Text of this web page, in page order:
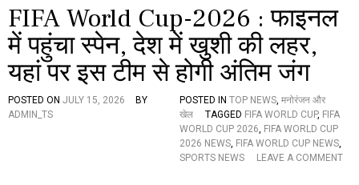
खि
ला
हो
गी
स
ब
की
या
क
मा
ल
,
फा
इ
न
ल
में
अ
FIFA World Cup-2026 : फाइनल
में पहुंचा स्पेन, देश में खुशी की लहर,
यहां पर इस टीम से होगी अंतिम जंग
POSTED ON JULY 15, 2026
BY
ADMIN_TS
POSTED IN TOP NEWS मनोरंजन और
खेल
TAGGED FIFA WORLD CUP, FIFA
WORLD CUP 2026 FIFA WORLD CUP
2026 NEWS FIFA WORLD CUP NEWS
SPORTS NEWS
LEAVE A COMMENT